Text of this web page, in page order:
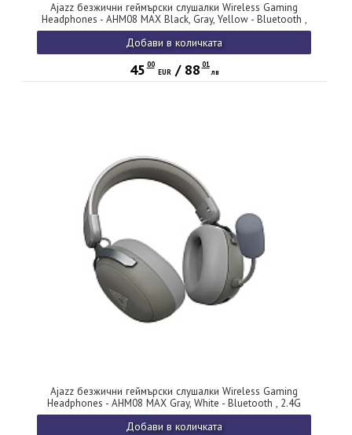
Ajazz безжични геймърски слушалки Wireless Gaming
Headphones - AHM08 MAX Black, Gray, Yellow - Bluetooth ,
2.4G
Добави в количката
45 00
EUR/ 88 01
лв
Ajazz безжични геймърски слушалки Wireless Gaming
Headphones - AHM08 MAX Gray, White - Bluetooth , 2.4G
Добави в количката